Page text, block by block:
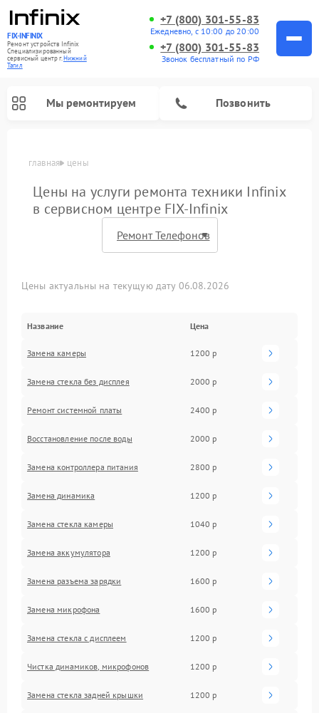
FIX-INFINIX
Ремонт устройств Infinix
Специализированный
cервисный центр г.Нижний
Тагил
+7 (800) 301-55-83
Ежедневно, с 10:00 до 20:00
+7 (800) 301-55-83
Звонок бесплатный по РФ
Мы ремонтируем Позвонить
главная цены
Цены на услуги ремонта техники Infinix
в сервисном центре FIX-Infinix
Цены актуальны на текущую дату 06.08.2026
Название Цена
Замена камеры 1200 р
Замена стекла без дисплея 2000 р
Ремонт системной платы 2400 р
Восстановление после воды 2000 р
Замена контроллера питания 2800 р
Замена динамика 1200 р
Замена стекла камеры 1040 р
Замена аккумулятора 1200 р
Замена разъема зарядки 1600 р
Замена микрофона 1600 р
Замена стекла с дисплеем 1200 р
Чистка динамиков, микрофонов 1200 р
Замена стекла задней крышки 1200 р